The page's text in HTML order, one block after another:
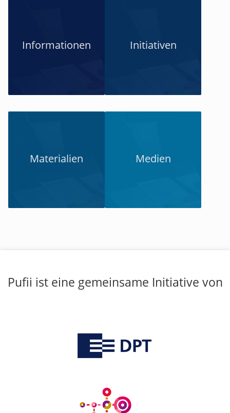
Informationen Initiativen
Materialien Medien
Pufii ist eine gemeinsame Initiative von